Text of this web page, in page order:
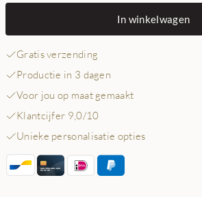
In winkelwagen
Gratis verzending
Productie in 3 dagen
Voor jou op maat gemaakt
Klantcijfer 9,0/10
Unieke personalisatie opties